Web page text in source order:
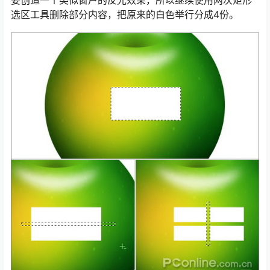
选区工具删除部分内容，把原来的白色举行分成4份。